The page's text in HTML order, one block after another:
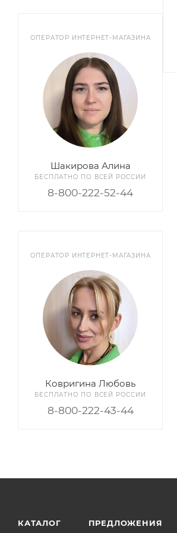
ОПЕРАТОР ИНТЕРНЕТ-МАГАЗИНА
Шакирова Алина
БЕСПЛАТНО ПО ВСЕЙ РОССИИ
8-800-222-52-44
ОПЕРАТОР ИНТЕРНЕТ-МАГАЗИНА
Ковригина Любовь
БЕСПЛАТНО ПО ВСЕЙ РОССИИ
8-800-222-43-44
КАТАЛОГ ПРЕДЛОЖЕНИЯ